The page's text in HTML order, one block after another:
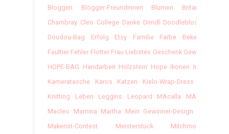
Bloggen
Blogger-Freundinnen Blumen
Britannien
Chambray Cleo College Danke Dirndl
Doodleblossom
Doudou-Bag
Erfolg Etsy Familie
Farbe Bekennen
Faultier Fehler Flotter Frau Liebstes Geschenk Gewinner
HOPE-BAG Handarbeit Holzstern Hope Ikonen Indien
Kameratasche
Karos Katzen Kielo-Wrap-Dress
Knitting
Leben Leggins Leopard MAcalla
MAvinny
Macleo
Mamina Martha
Mein Gewinner-Design Vom
Makerist-Contest
Meisterstück
Milchmonster